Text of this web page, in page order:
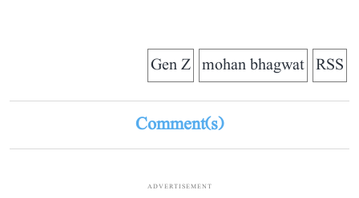
RSS
mohan bhagwat
Gen Z
Comment(s)
ADVERTISEMENT